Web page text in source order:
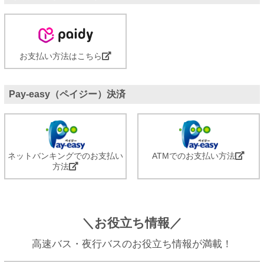
お支払い方法はこちら
Pay-easy（ペイジー）決済
ネットバンキングでのお支払い
方法
ATMでのお支払い方法
＼お役立ち情報／
高速バス・夜行バスのお役立ち情報が満載！